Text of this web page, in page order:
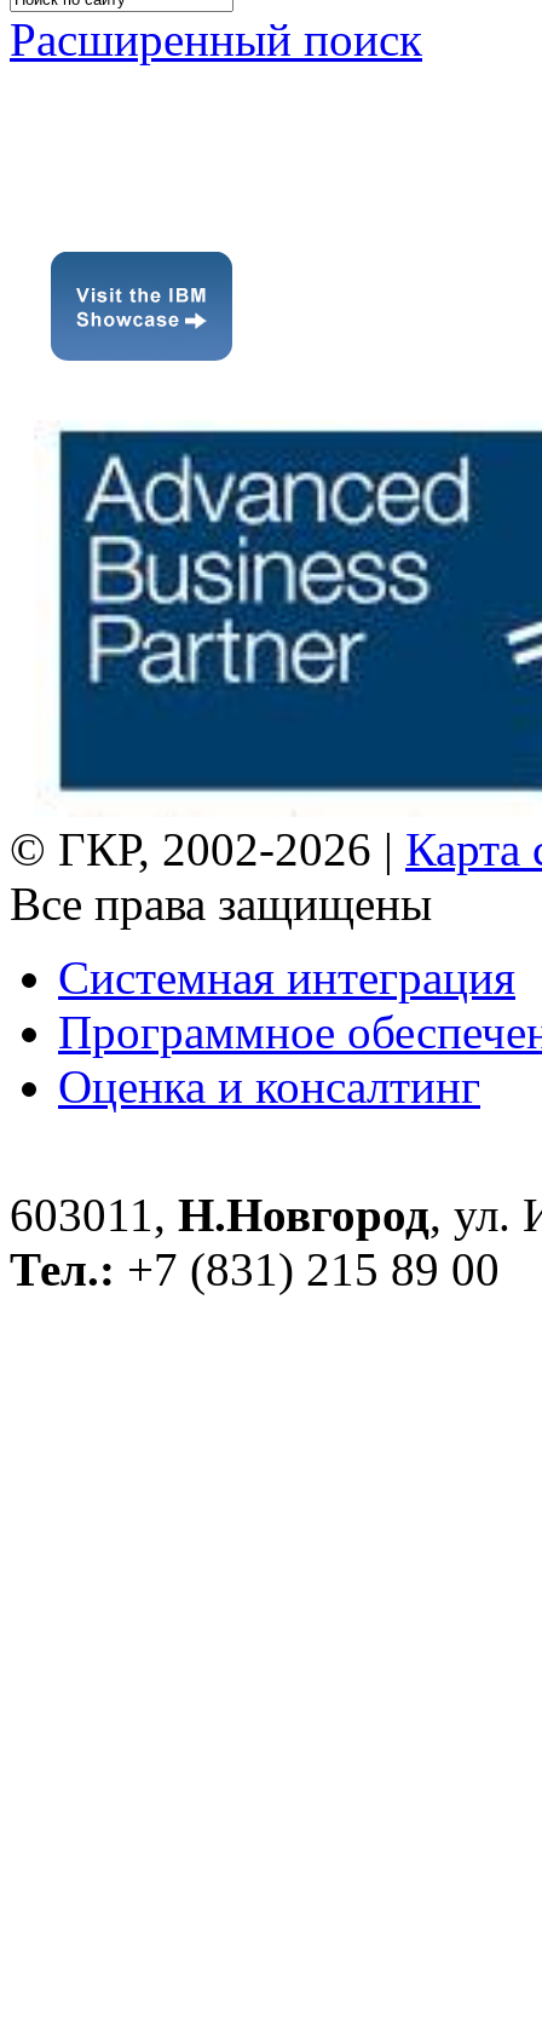
Расширенный поиск
© ГКР, 2002-2026 | Карта
Все права защищены
Системная интеграция
Программное
Оценка и консалтинг
603011, Н.Новгород, ул.
Тел.: +7 (831) 215 89 00